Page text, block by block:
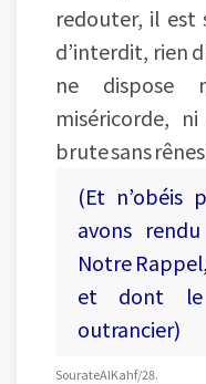
redouter, il est
d’interdit, rien
ne dispose
miséricorde,
brute sans
(Et n’obéis
avons
Notre
et dont le
outrancier)
Sourate Al Kahf/28.